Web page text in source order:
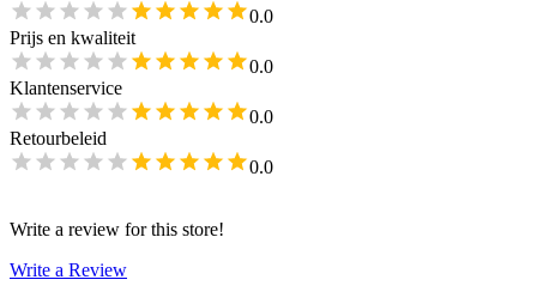
0.0
Prijs en kwaliteit
0.0
Klantenservice
0.0
Retourbeleid
0.0
Write a review for this store!
Write a Review